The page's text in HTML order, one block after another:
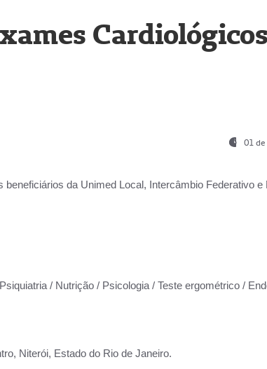
Cardiológicos
01
beneficiários da Unimed Local, Intercâmbio Federativo e
/ Nutrição / Psicologia / Teste ergométrico /
Niterói, Estado do Rio de Janeiro.